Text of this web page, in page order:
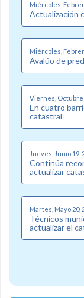
Miércoles,
Actualización
Miércoles,
Avalúo de
Viernes, Octubre
En cuatro
catastral
Jueves, Junio 19,
Continúa
actualizar
Martes, Mayo 20,
Técnicos
actualizar el